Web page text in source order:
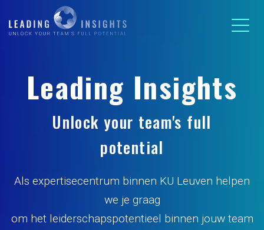
Leading Insights
Unlock your team's full
potential
Als expertisecentrum binnen KU Leuven helpen
we je graag
om het leiderschapspotentieel binnen jouw team